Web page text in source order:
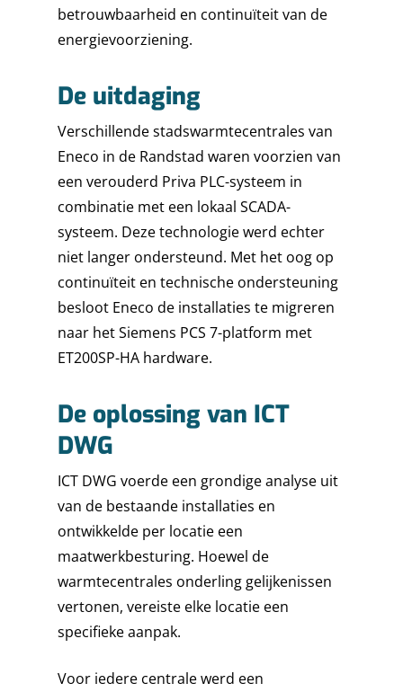
betrouwbaarheid en continuïteit van de
energievoorziening.
De uitdaging
Verschillende stadswarmtecentrales van
Eneco in de Randstad waren voorzien van
een verouderd Priva PLC-systeem in
combinatie met een lokaal SCADA-
systeem. Deze technologie werd echter
niet langer ondersteund. Met het oog op
continuïteit en technische ondersteuning
besloot Eneco de installaties te migreren
naar het Siemens PCS 7-platform met
ET200SP-HA hardware.
De oplossing van ICT
DWG
ICT DWG voerde een grondige analyse uit
van de bestaande installaties en
ontwikkelde per locatie een
maatwerkbesturing. Hoewel de
warmtecentrales onderling gelijkenissen
vertonen, vereiste elke locatie een
specifieke aanpak.
Voor iedere centrale werd een